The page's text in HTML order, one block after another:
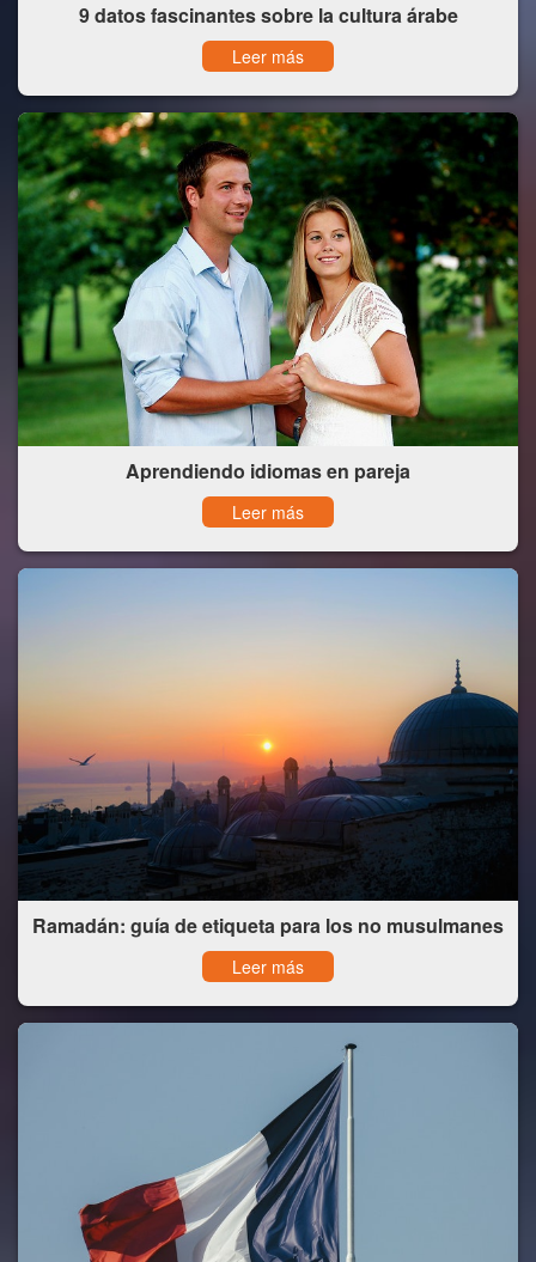
9 datos fascinantes sobre la cultura árabe
Leer más
Aprendiendo idiomas en pareja
Leer más
Ramadán: guía de etiqueta para los no musulmanes
Leer más